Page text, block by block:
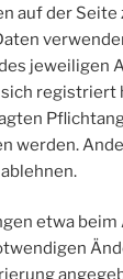
auf der Seite
jeweiligen
registriert
werden.
etwa